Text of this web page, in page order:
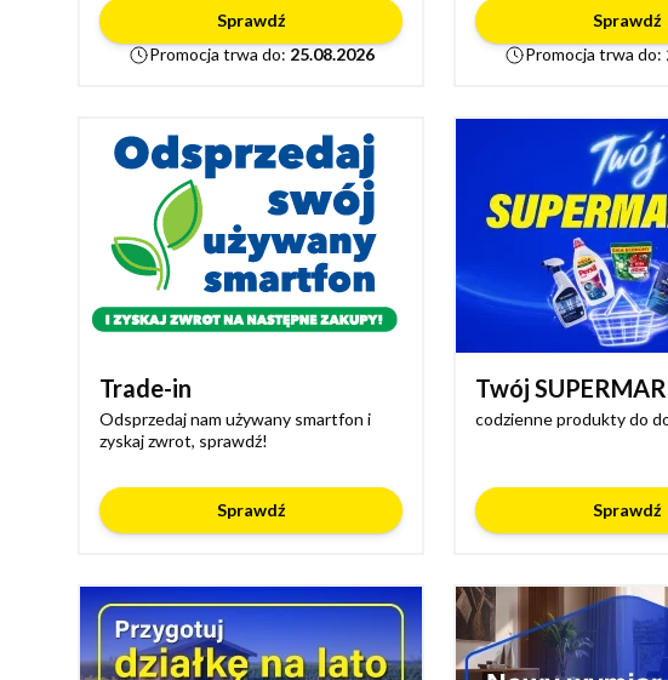
Sprawdź
Promocja trwa do: 25.08.2026
Sprawdź
Promocja trwa do:
Trade-in
Odsprzedaj nam używany smartfon i
zyskaj zwrot, sprawdź!
Sprawdź
Twój
codzienne produkty do
Sprawdź